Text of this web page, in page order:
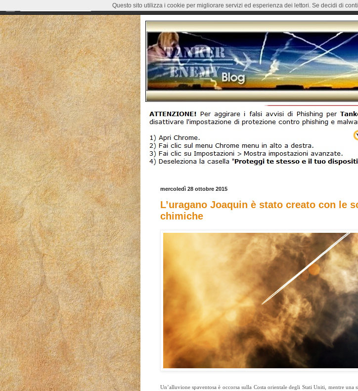
mercoledì 28 ottobre 2015
L’uragano Joaquin è stato creato con le
chimiche
Un’alluvione spaventosa è occorsa sulla Costa orientale degli Stati Uniti, mentre una
Questo sito utilizza i cookie per migliorare servizi ed esperienza dei lettori. Se decidi di